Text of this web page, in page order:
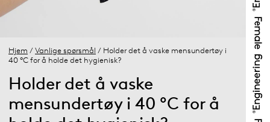
Hjem / Vanlige spørsmål / Holder det å vaske mensundertøy i
40 °C for å holde det hygienisk?
Holder det å vaske
mensundertøy i 40 °C for å